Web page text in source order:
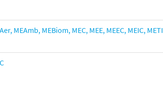
, MEAmb, MEBiom, MEC, MEE, MEEC, MEIC, METI